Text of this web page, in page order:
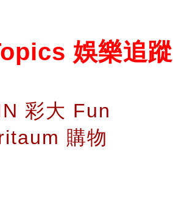
娛樂追蹤
彩大 Fun
購物